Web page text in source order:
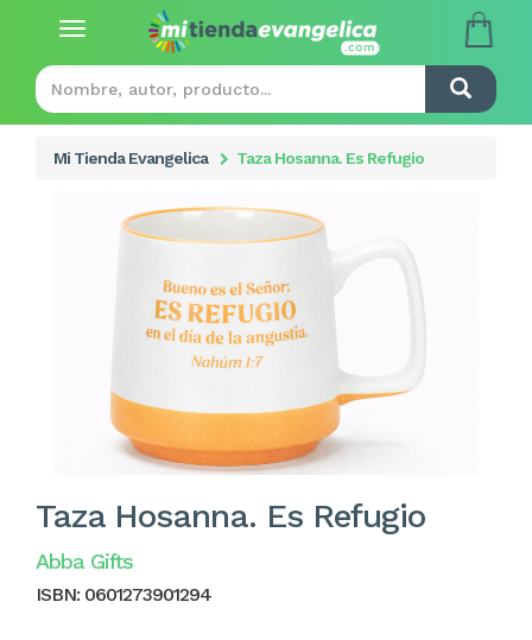
Toggle
Mi Tienda Evangelica Taza Hosanna. Es Refugio
Taza Hosanna. Es Refugio
Abba Gifts
ISBN: 0601273901294